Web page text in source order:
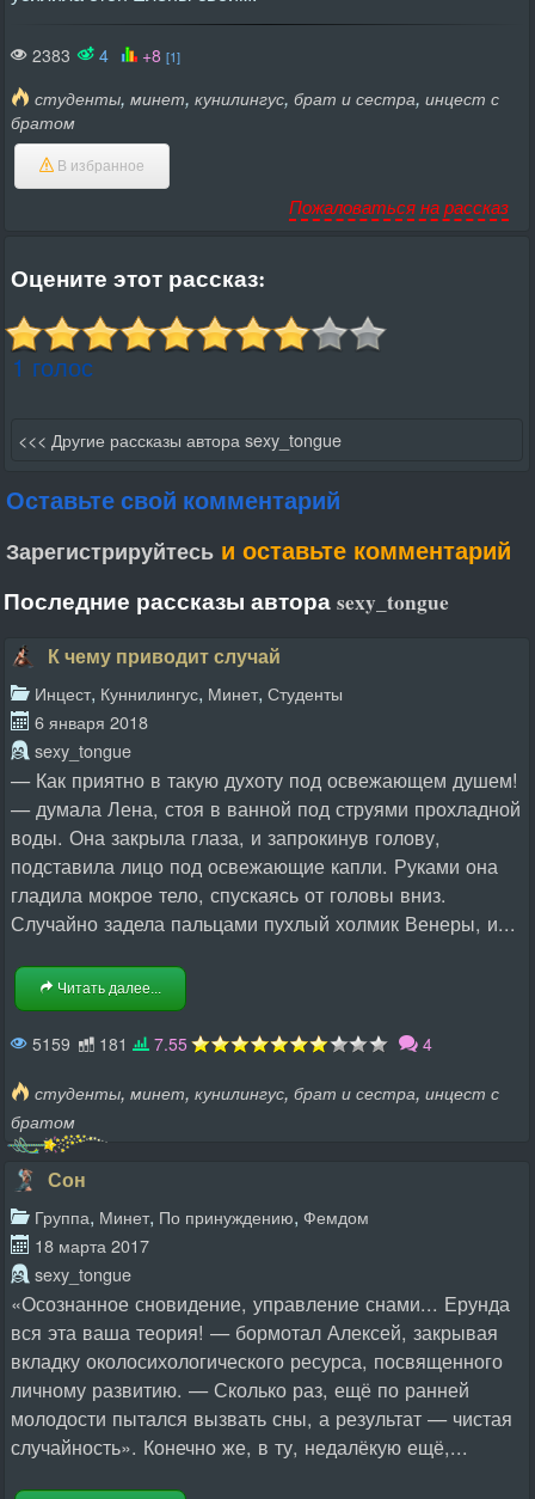
2383 4 +8 [1]
студенты, минет, кунилингус, брат и сестра, инцест с
братом
В избранное
Пожаловаться на рассказ
Оцените этот рассказ:
1 голос
<<< Другие рассказы автора sexy_tongue
Оставьте свой комментарий
Зарегистрируйтесь и оставьте комментарий
Последние рассказы автора sexy_tongue
К чему приводит случай
Инцест, Куннилингус, Минет, Студенты
6 января 2018
sexy_tongue
— Как приятно в такую духоту под освежающем душем!
— думала Лена, стоя в ванной под струями прохладной
воды. Она закрыла глаза, и запрокинув голову,
подставила лицо под освежающие капли. Руками она
гладила мокрое тело, спускаясь от головы вниз.
Случайно задела пальцами пухлый холмик Венеры, и...
Читать далее...
5159 181 7.55 4
студенты, минет, кунилингус, брат и сестра, инцест с
братом
Сон
Группа, Минет, По принуждению, Фемдом
18 марта 2017
sexy_tongue
«Осознанное сновидение, управление снами... Ерунда
вся эта ваша теория! — бормотал Алексей, закрывая
вкладку околосихологического ресурса, посвященного
личному развитию. — Сколько раз, ещё по ранней
молодости пытался вызвать сны, а результат — чистая
случайность». Конечно же, в ту, недалёкую ещё,...